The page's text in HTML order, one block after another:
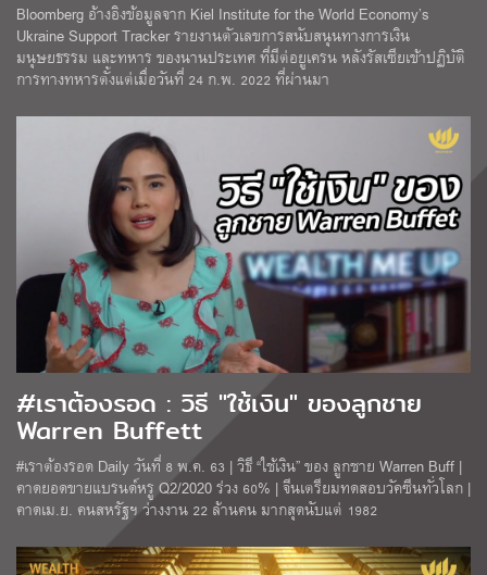
Bloomberg อ้างอิงข้อมูลจาก Kiel Institute for the World Economy’s
Ukraine Support Tracker รายงานตัวเลขการสนับสนุนทางการเงิน
มนุษยธรรม และทหาร ของนานประเทศ ที่มีต่อยูเครน หลังรัสเซียเข้าปฏิบัติ
การทางทหารตั้งแต่เมื่อวันที่ 24 ก.พ. 2022 ที่ผ่านมา
#เราต้องรอด : วิธี "ใช้เงิน" ของลูกชาย
Warren Buffett
#เราต้องรอด Daily วันที่ 8 พ.ค. 63 | วิธี “ใช้เงิน” ของ ลูกชาย Warren Buff |
คาดยอดขายแบรนด์หรู Q2/2020 ร่วง 60% | จีนเตรียมทดสอบวัคซีนทั่วโลก |
คาดเม.ย. คนสหรัฐฯ ว่างงาน 22 ล้านคน มากสุดนับแต่ 1982